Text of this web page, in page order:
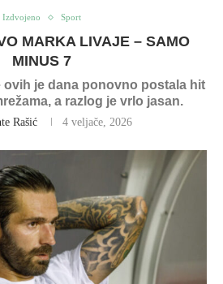
Izdvojeno Sport
MARKA LIVAJE – SAMO
MINUS 7
ovih je dana ponovno postala hit
a razlog je vrlo jasan.
Rašić 4 veljače, 2026